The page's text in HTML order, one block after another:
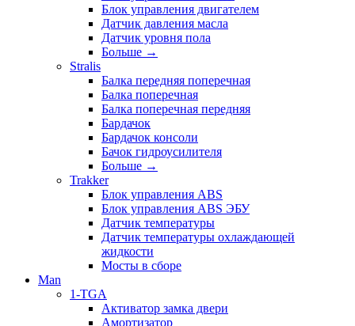
Блок управления двигателем
Датчик давления масла
Датчик уровня пола
Больше →
Stralis
Балка передняя поперечная
Балка поперечная
Балка поперечная передняя
Бардачок
Бардачок консоли
Бачок гидроусилителя
Больше →
Trakker
Блок управления ABS
Блок управления ABS ЭБУ
Датчик температуры
Датчик температуры охлаждающей
жидкости
Мосты в сборе
Man
1-TGA
Активатор замка двери
Амортизатор